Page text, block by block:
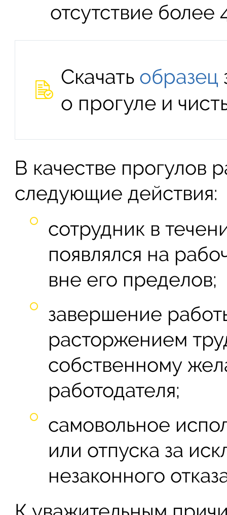
отсутствие более
Скачать образец
о прогуле и
В качестве прогулов
следующие действия:
сотрудник в
появлялся на
вне его пределов;
завершение
расторжением
собственному
работодателя;
самовольное
или отпуска за
незаконного